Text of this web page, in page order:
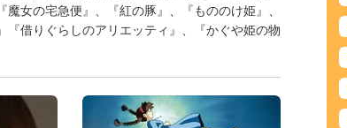
女の宅急便』、『紅の豚』、『もののけ姫』、
『借りぐらしのアリエッティ』、『かぐや姫の物